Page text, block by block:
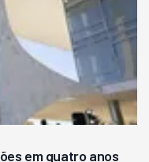
em quatro anos